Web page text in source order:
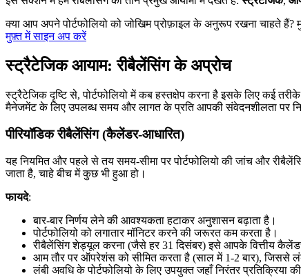
क्या आप अपने पोर्टफोलियो को जोखिम प्रोफ़ाइल के अनुरूप रखना चाहते
मुफ़्त में साइन अप करें
स्ट्रैटेजिक आयाम: रीबैलेंसिंग के अप्रोच
स्ट्रैटेजिक दृष्टि से, पोर्टफोलियो में कब हस्तक्षेप करना है इसके लिए कई
मैनेजमेंट के लिए उपलब्ध समय और लागत के प्रति आपकी संवेदनशीलता पर
पीरियॉडिक रीबैलेंसिंग (कैलेंडर-आधारित)
यह नियमित और पहले से तय समय-सीमा पर पोर्टफोलियो की जांच और
जाता है, चाहे बीच में कुछ भी हुआ हो।
फायदे:
बार-बार निर्णय लेने की आवश्यकता हटाकर अनुशासन बढ़ाता है।
पोर्टफोलियो को लगातार मॉनिटर करने की जरूरत कम करता है।
रीबैलेंसिंग शेड्यूल करना (जैसे हर 31 दिसंबर) इसे आपके वित्तीय
आम तौर पर ऑपरेशंस को सीमित करता है (साल में 1-2 बार), जिससे
लंबी अवधि के पोर्टफोलियो के लिए उपयुक्त जहाँ निरंतर प्रतिक्रिया